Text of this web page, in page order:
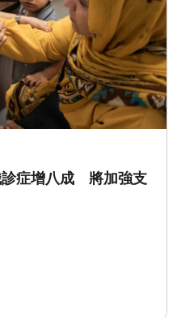
診症增八成 將加強支